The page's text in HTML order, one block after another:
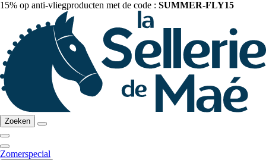
15% op anti-vliegproducten met de code : SUMMER-FLY15
Zoeken
Zomerspecial